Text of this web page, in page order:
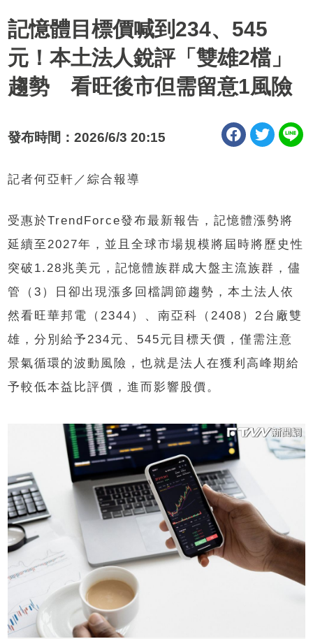
記憶體目標價喊到234、545
元！本土法人銳評「雙雄2檔」
趨勢 看旺後市但需留意1風險
發布時間：2026/6/3 20:15
記者何亞軒／綜合報導
受惠於TrendForce發布最新報告，記憶體漲勢將
延續至2027年，並且全球市場規模將屆時將歷史性
突破1.28兆美元，記憶體族群成大盤主流族群，儘
管（3）日卻出現漲多回檔調節趨勢，本土法人依
然看旺華邦電（2344）、南亞科（2408）2台廠雙
雄，分別給予234元、545元目標天價，僅需注意
景氣循環的波動風險，也就是法人在獲利高峰期給
予較低本益比評價，進而影響股價。